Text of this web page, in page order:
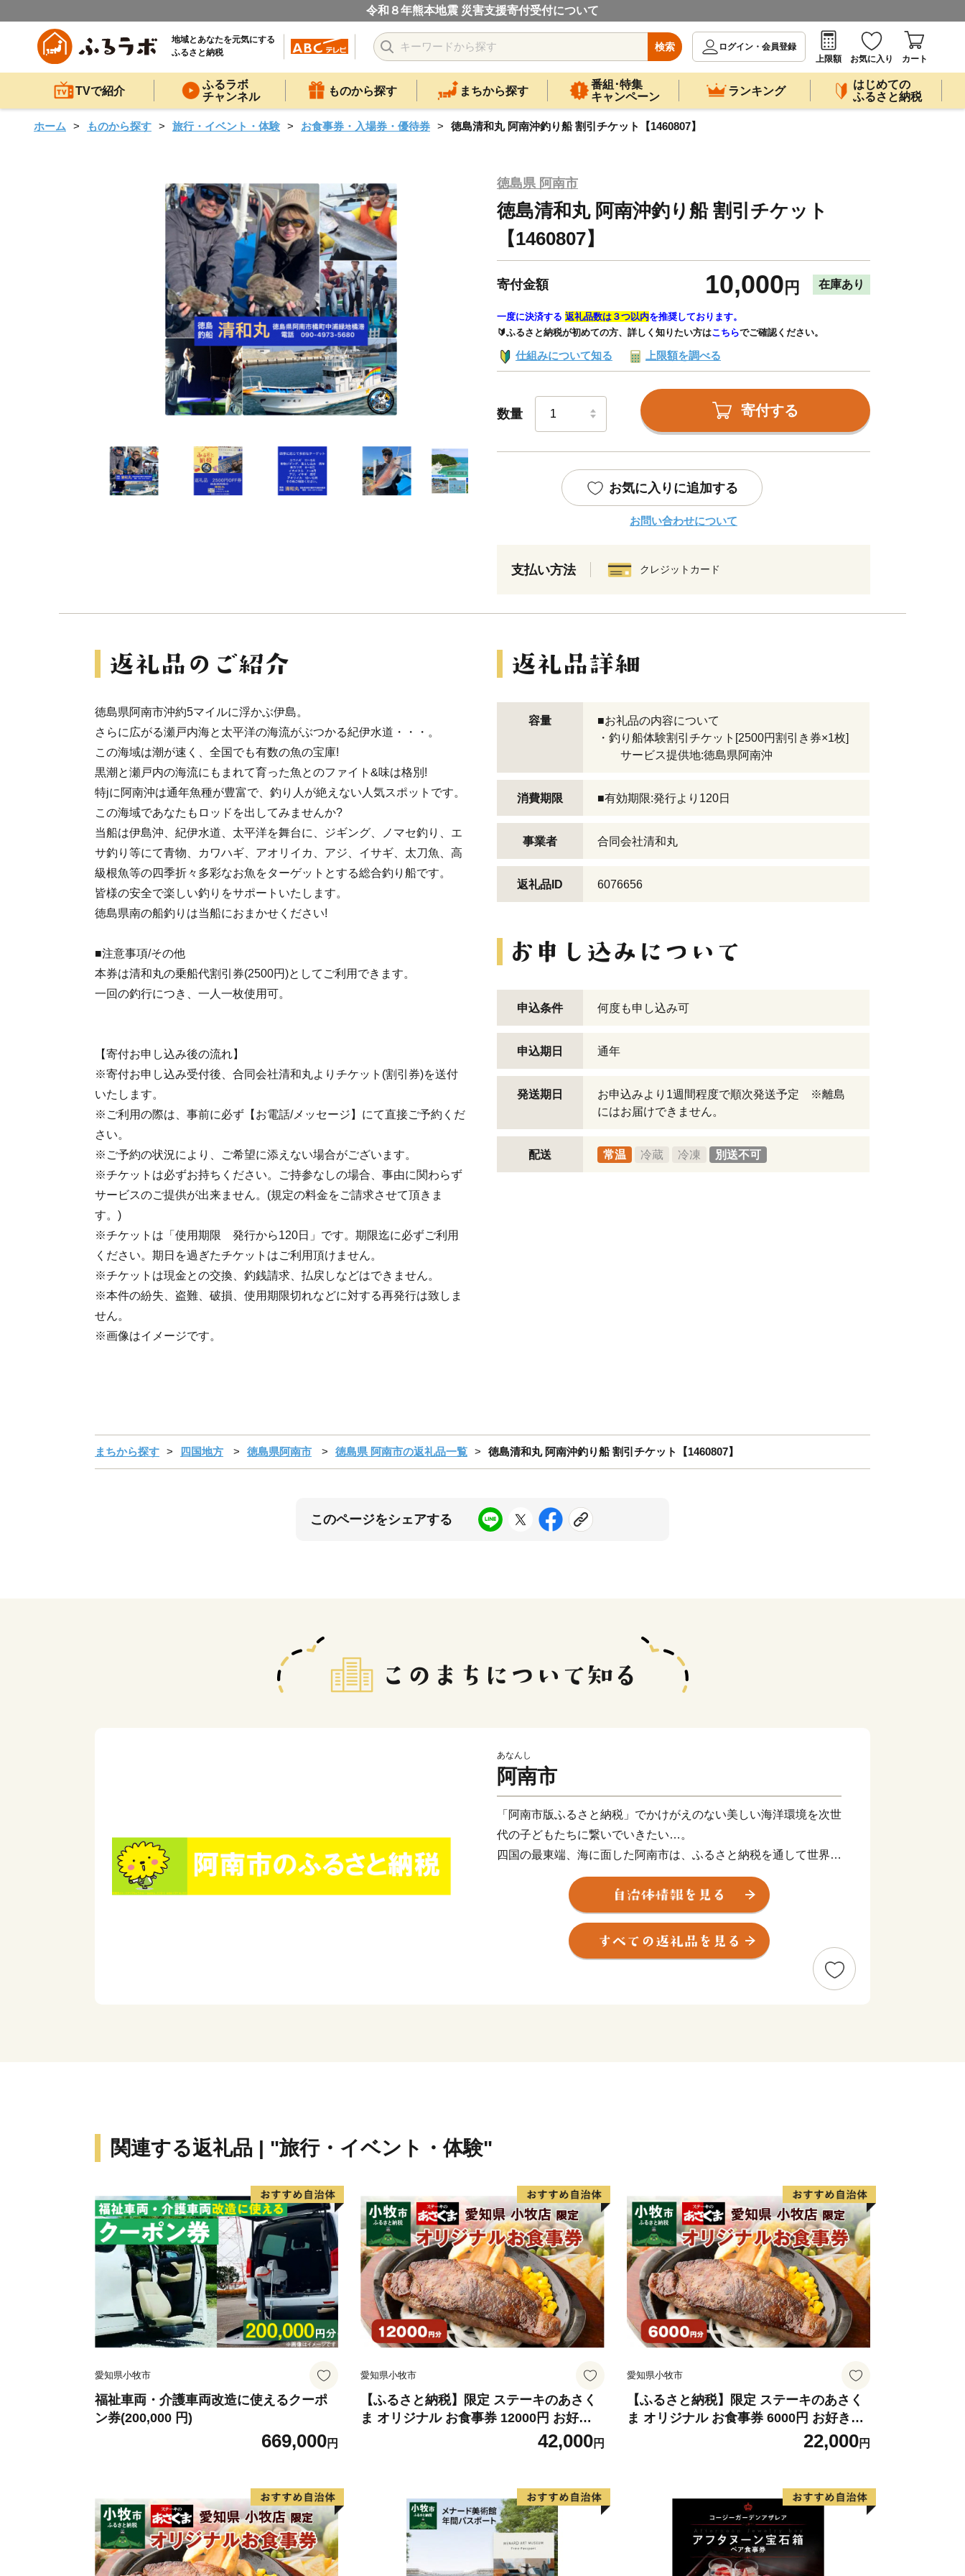
令和８年熊本地震 災害支援寄付受付について
地域とあなたを元気にする
ふるさと納税
検索
ログイン・会員登録
上限額
お気に入り カート
TVで紹介
ふるラボ
チャンネル
ものから探す まちから探す
番組･特集
キャンペーン
ランキング
はじめての
ふるさと納税
ホーム ものから探す 旅行・イベント・体験 お食事券・入場券・優待券 徳島清和丸 阿南沖釣り船 割引チケット【1460807】
徳島県 阿南市
徳島清和丸 阿南沖釣り船 割引チケット
【1460807】
寄付金額 10,000 円 在庫あり
一度に決済する 返礼品数は３つ以内を推奨しております。
🔰ふるさと納税が初めての方、詳しく知りたい方はこちらでご確認ください。
仕組みについて知る 上限額を調べる
数量 寄付する
お気に入りに追加する
お問い合わせについて
支払い方法 クレジットカード
徳島県阿南市沖約5マイルに浮かぶ伊島。
さらに広がる瀬戸内海と太平洋の海流がぶつかる紀伊水道・・・。
この海域は潮が速く、全国でも有数の魚の宝庫!
黒潮と瀬戸内の海流にもまれて育った魚とのファイト&味は格別!
特jに阿南沖は通年魚種が豊富で、釣り人が絶えない人気スポットです。
この海域であなたもロッドを出してみませんか?
当船は伊島沖、紀伊水道、太平洋を舞台に、ジギング、ノマセ釣り、エ
サ釣り等にて青物、カワハギ、アオリイカ、アジ、イサギ、太刀魚、高
級根魚等の四季折々多彩なお魚をターゲットとする総合釣り船です。
皆様の安全で楽しい釣りをサポートいたします。
徳島県南の船釣りは当船におまかせください!
■注意事項/その他
本券は清和丸の乗船代割引券(2500円)としてご利用できます。
一回の釣行につき、一人一枚使用可。
【寄付お申し込み後の流れ】
※寄付お申し込み受付後、合同会社清和丸よりチケット(割引券)を送付
いたします。
※ご利用の際は、事前に必ず【お電話/メッセージ】にて直接ご予約くだ
さい。
※ご予約の状況により、ご希望に添えない場合がございます。
※チケットは必ずお持ちください。ご持参なしの場合、事由に関わらず
サービスのご提供が出来ません。(規定の料金をご請求させて頂きま
す。)
※チケットは「使用期限 発行から120日」です。期限迄に必ずご利用
ください。期日を過ぎたチケットはご利用頂けません。
※チケットは現金との交換、釣銭請求、払戻しなどはできません。
※本件の紛失、盗難、破損、使用期限切れなどに対する再発行は致しま
せん。
※画像はイメージです。
容量
■お礼品の内容について
・釣り船体験割引チケット[2500円割引き券×1枚]
サービス提供地:徳島県阿南沖
消費期限 ■有効期限:発行より120日
事業者 合同会社清和丸
返礼品ID 6076656
申込条件 何度も申し込み可
申込期日 通年
発送期日
お申込みより1週間程度で順次発送予定 ※離島
にはお届けできません。
配送 常温 冷蔵 冷凍 別送不可
まちから探す 四国地方 徳島県阿南市 徳島県 阿南市の返礼品一覧 徳島清和丸 阿南沖釣り船 割引チケット【1460807】
このページをシェアする
あなんし
阿南市
「阿南市版ふるさと納税」でかけがえのない美しい海洋環境を次世
代の子どもたちに繋いでいきたい…。
四国の最東端、海に面した阿南市は、ふるさと納税を通して世界規
模で深刻な問題となっている海岸・海洋汚染に対して真摯に向き合
い、アクションをおこし、普及していくことによって、持続可能な
社会づくりを実現していく「阿南市オリジナル」の制度運用を行っ
返礼品を提供するのは「EARTH SHIP PARTNER ANAN」
（ESPA）に登録している事業者です。阿南市では、このESPA事
関連する返礼品 | "旅行・イベント・体験"
愛知県小牧市
福祉車両・介護車両改造に使えるクーポ
ン券(200,000 円)
669,000円
愛知県小牧市
【ふるさと納税】限定 ステーキのあさく
ま オリジナル お食事券 12000円 お好き
なメニュー 好きなだけ コーンスープ カレ
ー サラダ プリン ソフトクリーム デザー
42,000円
愛知県小牧市
【ふるさと納税】限定 ステーキのあさく
ま オリジナル お食事券 6000円 お好きな
メニュー 好きなだけ コーンスープ カレー
サラダ プリン ソフトクリーム デザート
22,000円